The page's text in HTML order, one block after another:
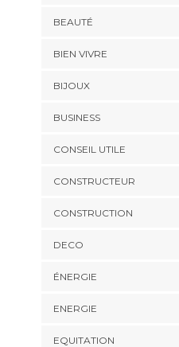
BEAUTÉ
BIEN VIVRE
BIJOUX
BUSINESS
CONSEIL UTILE
CONSTRUCTEUR
CONSTRUCTION
DECO
ÉNERGIE
ENERGIE
EQUITATION